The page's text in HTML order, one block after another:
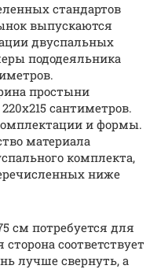
стандартов
выпускаются
двуспальных
пододеяльника
простыни
220х215 сантиметров.
и формы.
материала
комплекта,
ниже
см потребуется для
соответствует
лучше свернуть, а